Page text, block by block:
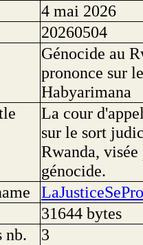
4 mai 2026
20260504
Génocide au
prononce sur
Habyarimana
La cour
sur le sort
Rwanda,
génocide.
31644 bytes
nb.
3